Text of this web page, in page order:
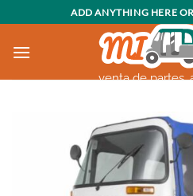
al
contenido
ADD ANYTHING HERE
venta de partes,